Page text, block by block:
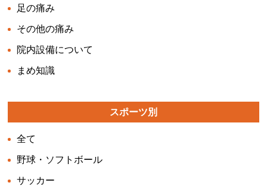
足の痛み
その他の痛み
院内設備について
まめ知識
スポーツ別
全て
野球・ソフトボール
サッカー